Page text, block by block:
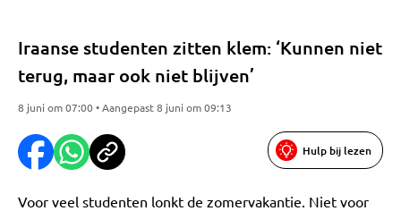
Iraanse studenten zitten klem: ‘Kunnen niet
terug, maar ook niet blijven’
8 juni om 07:00 • Aangepast 8 juni om 09:13
Hulp bij lezen
Voor veel studenten lonkt de zomervakantie. Niet voor